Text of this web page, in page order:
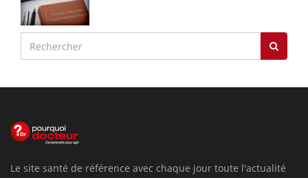
Le site santé de référence avec chaque jour toute l'actualité